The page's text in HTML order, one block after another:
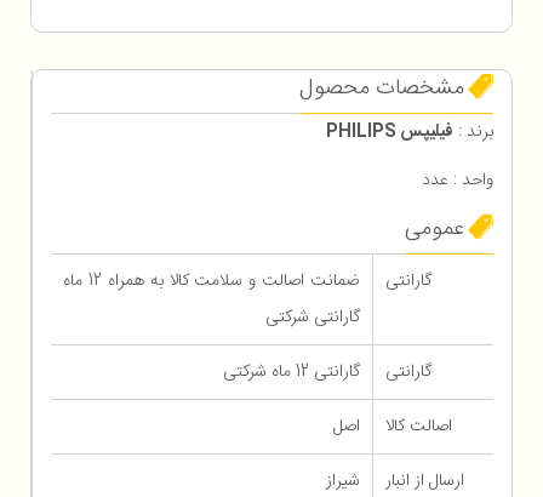
مشخصات محصول
برند : فیلیپس PHILIPS
واحد : عدد
عمومی
گارانتی
ضمانت اصالت و سلامت کالا به همراه 12 ماه
گارانتی شرکتی
گارانتی
گارانتی 12 ماه شرکتی
اصالت کالا
اصل
ارسال از انبار
شیراز